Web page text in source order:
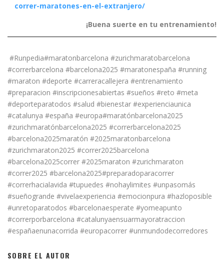
correr-maratones-en-el-extranjero/
¡Buena suerte en tu entrenamiento!
#Runpedia#maratonbarcelona #zurichmaratobarcelona
#correrbarcelona #barcelona2025 #maratonespaña #running
#maraton #deporte #carreracallejera #entrenamiento
#preparacion #inscripcionesabiertas #sueños #reto #meta
#deporteparatodos #salud #bienestar #experienciaunica
#catalunya #españa #europa#maratónbarcelona2025
#zurichmaratónbarcelona2025 #correrbarcelona2025
#barcelona2025maratón #2025maratonbarcelona
#zurichmaraton2025 #correr2025barcelona
#barcelona2025correr #2025maraton #zurichmaraton
#correr2025 #barcelona2025#preparadoparacorrer
#correrhacialavida #tupuedes #nohaylimites #unpasomás
#sueñogrande #vivelaexperiencia #emocionpura #hazloposible
#unretoparatodos #barcelonaesperate #yomeapunto
#correrporbarcelona #catalunyaensuarmayoratraccion
#españaenunacorrida #europacorrer #unmundodecorredores
SOBRE EL AUTOR